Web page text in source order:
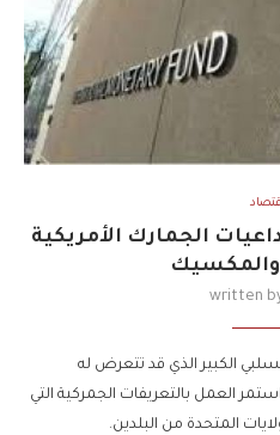
الجمارك الأمريكية
والمكسيك
written
الكبير الذي قد تتعرض له
العمل بالتعريفات الجمركية التي
المتحدة من البلدين.